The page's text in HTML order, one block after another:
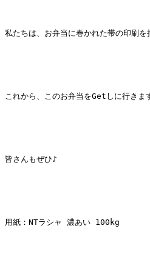
私たちは、お弁当に巻かれた帯の印刷を
これから、このお弁当をGetしに行き
皆さんもぜひ♪
用紙：NTラシャ 濃あい 100kg